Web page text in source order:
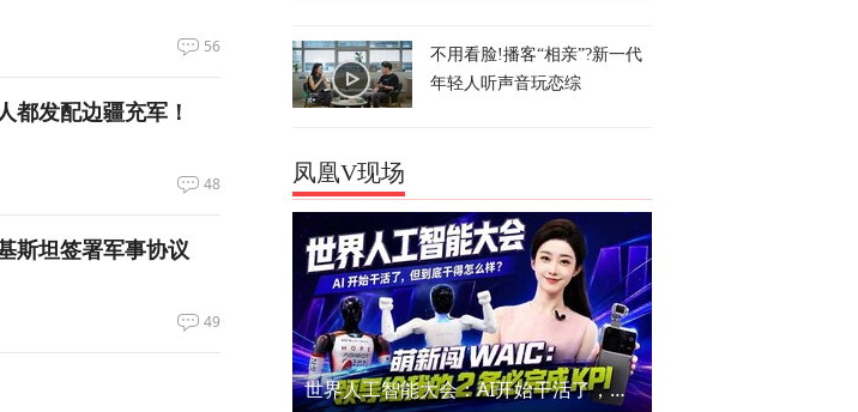
56
都发配边疆充军！
48
斯坦签署军事协议
49
不用看脸!播客“相亲”?新一代
年轻人听声音玩恋综
凤凰V现场
世界人工智能大会：AI开始干活了，但到底干的怎么样？萌新闯WAIC